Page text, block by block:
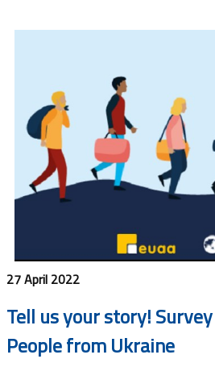
27 April 2022
Tell us your story!
People from Ukraine